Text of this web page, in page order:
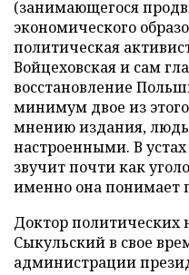
(занимающегося
экономического
политическая
Войцеховская и сам
восстановление
минимум двое из
мнению издания,
настроенными. В
звучит почти как
именно она понимает
Доктор
Сыкульский в свое
администрации